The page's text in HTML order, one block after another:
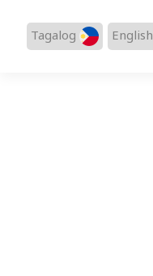
English
Tagalog